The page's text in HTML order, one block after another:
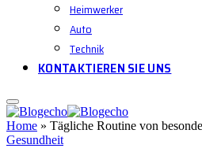
Heimwerker
Auto
Technik
KONTAKTIEREN SIE UNS
Home » Tägliche Routine von
Gesundheit